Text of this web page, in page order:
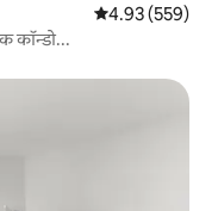
औसत रेटिंग 5 में से
4.93 (559)
कॉन्डो...